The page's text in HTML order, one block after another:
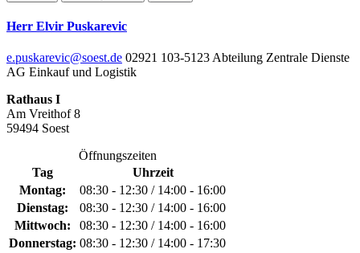
Herr Elvir Puskarevic
e.puskarevic@soest.de 02921 103-5123 Abteilung Zentrale Dienste
AG Einkauf und Logistik
Rathaus I
Am Vreithof 8
59494 Soest
Öffnungszeiten
Tag
Uhrzeit
Montag:
08:30 - 12:30 / 14:00 - 16:00
Dienstag:
08:30 - 12:30 / 14:00 - 16:00
Mittwoch:
08:30 - 12:30 / 14:00 - 16:00
Donnerstag: 08:30 - 12:30 / 14:00 - 17:30